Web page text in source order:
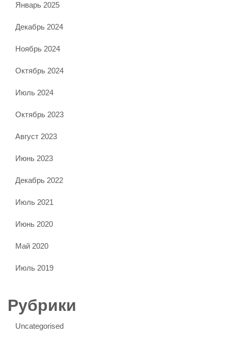
Январь 2025
Декабрь 2024
Ноябрь 2024
Октябрь 2024
Июль 2024
Октябрь 2023
Август 2023
Июнь 2023
Декабрь 2022
Июль 2021
Июнь 2020
Май 2020
Июль 2019
Рубрики
Uncategorised